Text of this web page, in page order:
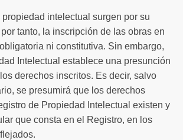
propiedad intelectual surgen por su
tanto, la inscripción de las obras en
ni constitutiva. Sin embargo,
Intelectual establece una presunción
derechos inscritos. Es decir, salvo
se presumirá que los derechos
de Propiedad Intelectual existen y
que consta en el Registro, en los